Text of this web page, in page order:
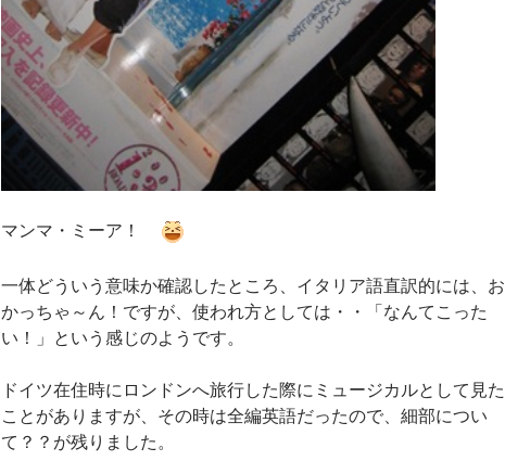
マンマ・ミーア！
一体どういう意味か確認したところ、イタリア語直訳的には、お
かっちゃ～ん！ですが、使われ方としては・・「なんてこった
い！」という感じのようです。
ドイツ在住時にロンドンへ旅行した際にミュージカルとして見た
ことがありますが、その時は全編英語だったので、細部につい
て？？が残りました。